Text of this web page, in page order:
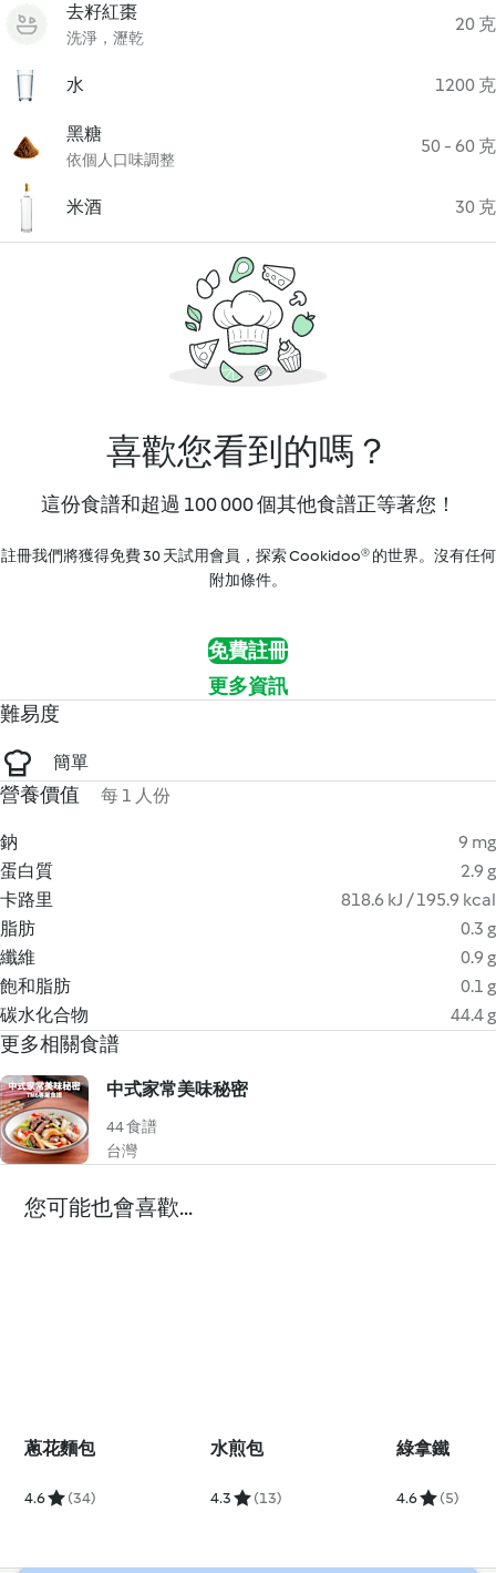
去籽紅棗
洗淨，瀝乾
20 克
水 1200 克
黑糖
依個人口味調整
50 - 60 克
米酒 30 克
喜歡您看到的嗎？
這份食譜和超過 100 000 個其他食譜正等著您！
註冊我們將獲得免費 30 天試用會員，探索 Cookidoo® 的世界。沒有任何
附加條件。
免費註冊
更多資訊
難易度
簡單
營養價值 每 1 人份
鈉
9 mg
蛋白質
2.9 g
卡路里
818.6 kJ / 195.9 kcal
脂肪
0.3 g
纖維
0.9 g
飽和脂肪
0.1 g
碳水化合物
44.4 g
更多相關食譜
中式家常美味秘密
44 食譜
台灣
您可能也會喜歡...
蔥花麵包
4.6 (34)
水煎包
4.3 (13)
綠拿鐵
4.6 (5)